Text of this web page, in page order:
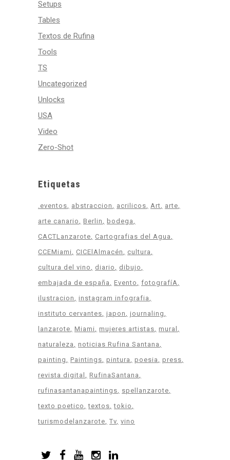
Setups
Tables
Textos de Rufina
Tools
TS
Uncategorized
Unlocks
USA
Video
Zero-Shot
Etiquetas
.eventos abstraccion acrilicos Art
arte
arte canario
Berlin
bodega
CACTLanzarote
Cartografias del Agua
CCEMiami
CICElAlmacén
cultura
cultura del vino
diario
dibujo
embajada de españa
Evento
fotografíA
ilustracion
instagram infografia
instituto cervantes japon
journaling
lanzarote Miami mujeres artistas mural
naturaleza
noticias Rufina Santana
painting
Paintings pintura poesia
press
revista digital
RufinaSantana
rufinasantanapaintings
spellanzarote
texto poetico
textos tokio
turismodelanzarote Tv vino